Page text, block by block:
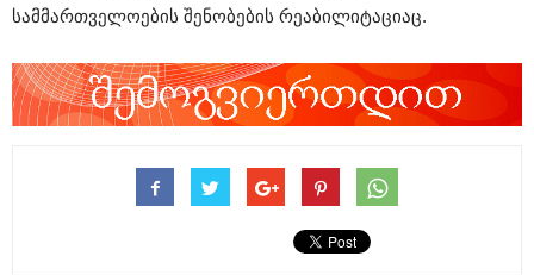
სამმართველოების შენობების რეაბილიტაციაც.